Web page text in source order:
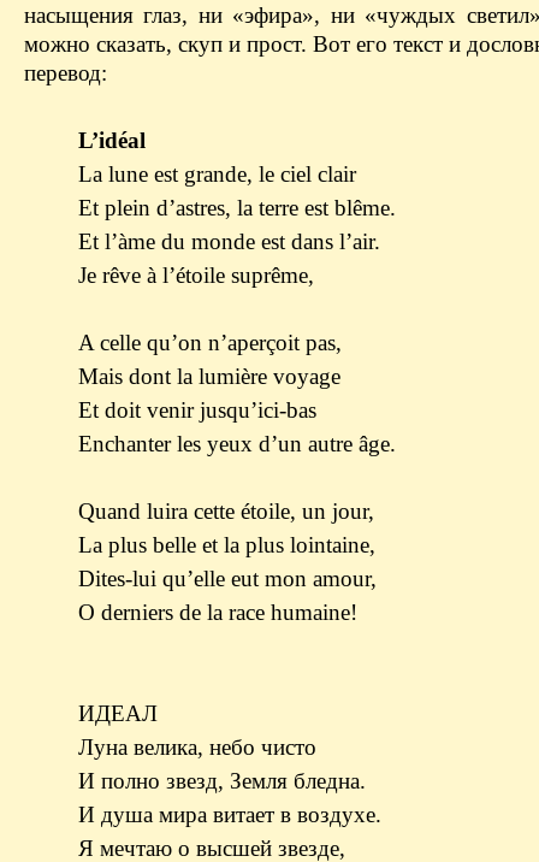
насыщения глаз, ни «эфира», ни «чуждых
можно сказать, скуп и прост. Вот его текст и
перевод:
L’idéal
La lune est grande, le ciel clair
Et plein d’astres, la terre est blême.
Et l’àme du monde est dans l’air.
Je rêve à l’étoile suprême,
A celle qu’on n’aperçoit pas,
Mais dont la lumière voyage
Et doit venir jusqu’ici-bas
Enchanter les yeux d’un autre âge.
Quand luira cette étoile, un jour,
La plus belle et la plus lointaine,
Dites-lui qu’elle eut mon amour,
O derniers de la race humaine!
ИДЕАЛ
Луна велика, небо чисто
И полно звезд, Земля бледна.
И душа мира витает в воздухе.
Я мечтаю о высшей звезде,